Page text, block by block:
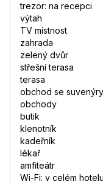
trezor: na recepci
výtah
TV místnost
zahrada
zelený dvůr
střešní terasa
terasa
obchod se suvenýry
obchody
butik
klenotník
kadeřník
lékař
amfiteátr
Wi-Fi: v celém